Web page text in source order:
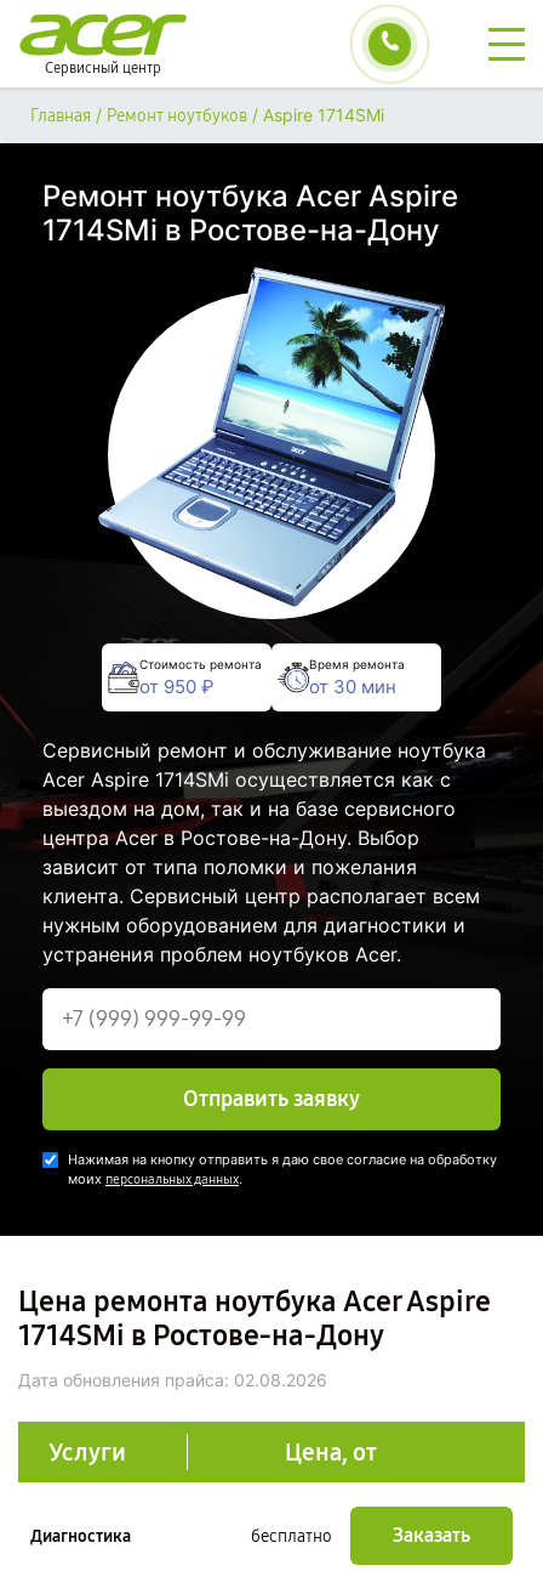
Сервисный центр
Главная / Ремонт ноутбуков / Aspire 1714SMi
Ремонт ноутбука Acer Aspire
1714SMi в Ростове-на-Дону
Стоимость ремонта
от 950 ₽
Время ремонта
от 30 мин
Сервисный ремонт и обслуживание ноутбука
Acer Aspire 1714SMi осуществляется как с
выездом на дом, так и на базе сервисного
центра Acer в Ростове-на-Дону. Выбор
зависит от типа поломки и пожелания
клиента. Сервисный центр располагает всем
нужным оборудованием для диагностики и
устранения проблем ноутбуков Acer.
Отправить заявку
Нажимая на кнопку отправить я даю свое согласие на обработку
моих персональных данных.
Цена ремонта ноутбука Acer Aspire
1714SMi в Ростове-на-Дону
Дата обновления прайса: 02.08.2026
Услуги Цена, от
Диагностика бесплатно Заказать